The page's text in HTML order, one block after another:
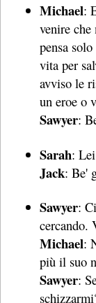
Michael:
venire che
pensa
vita per
avviso le
un eroe o
Sawyer:
Sarah:
Jack: Be'
Sawyer:
cercando.
Michael:
più il suo
Sawyer: